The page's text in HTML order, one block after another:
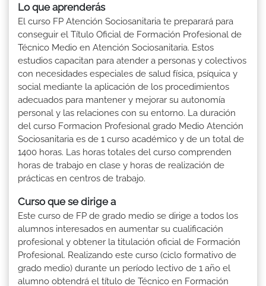
Lo que aprenderás
El curso FP Atención Sociosanitaria te preparará para
conseguir el Título Oficial de Formación Profesional de
Técnico Medio en Atención Sociosanitaria. Estos
estudios capacitan para atender a personas y colectivos
con necesidades especiales de salud física, psíquica y
social mediante la aplicación de los procedimientos
adecuados para mantener y mejorar su autonomía
personal y las relaciones con su entorno. La duración
del curso Formacion Profesional grado Medio Atención
Sociosanitaria es de 1 curso académico y de un total de
1400 horas. Las horas totales del curso comprenden
horas de trabajo en clase y horas de realización de
prácticas en centros de trabajo.
Curso que se dirige a
Este curso de FP de grado medio se dirige a todos los
alumnos interesados en aumentar su cualificación
profesional y obtener la titulación oficial de Formación
Profesional. Realizando este curso (ciclo formativo de
grado medio) durante un período lectivo de 1 año el
alumno obtendrá el título de Técnico en Formación